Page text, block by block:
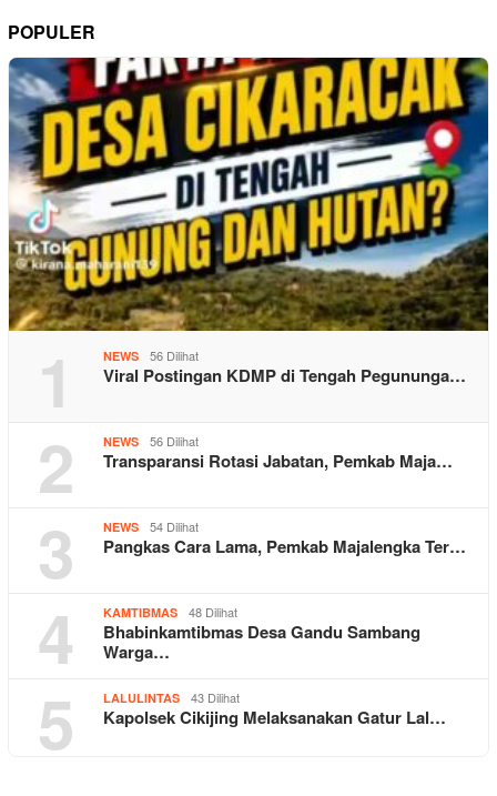
POPULER
1 NEWS 56 Dilihat
Viral Postingan KDMP di Tengah Pegununga…
2 NEWS 56 Dilihat
Transparansi Rotasi Jabatan, Pemkab Maja…
3 NEWS 54 Dilihat
Pangkas Cara Lama, Pemkab Majalengka Ter…
4 KAMTIBMAS 48 Dilihat
Bhabinkamtibmas Desa Gandu Sambang
Warga…
5 LALULINTAS 43 Dilihat
Kapolsek Cikijing Melaksanakan Gatur Lal…